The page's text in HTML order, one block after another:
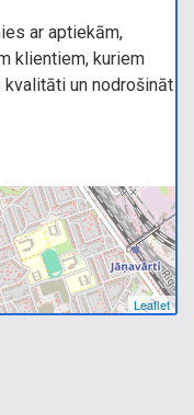
ar aptiekām,
klientiem, kuriem
un nodrošināt
Leaflet